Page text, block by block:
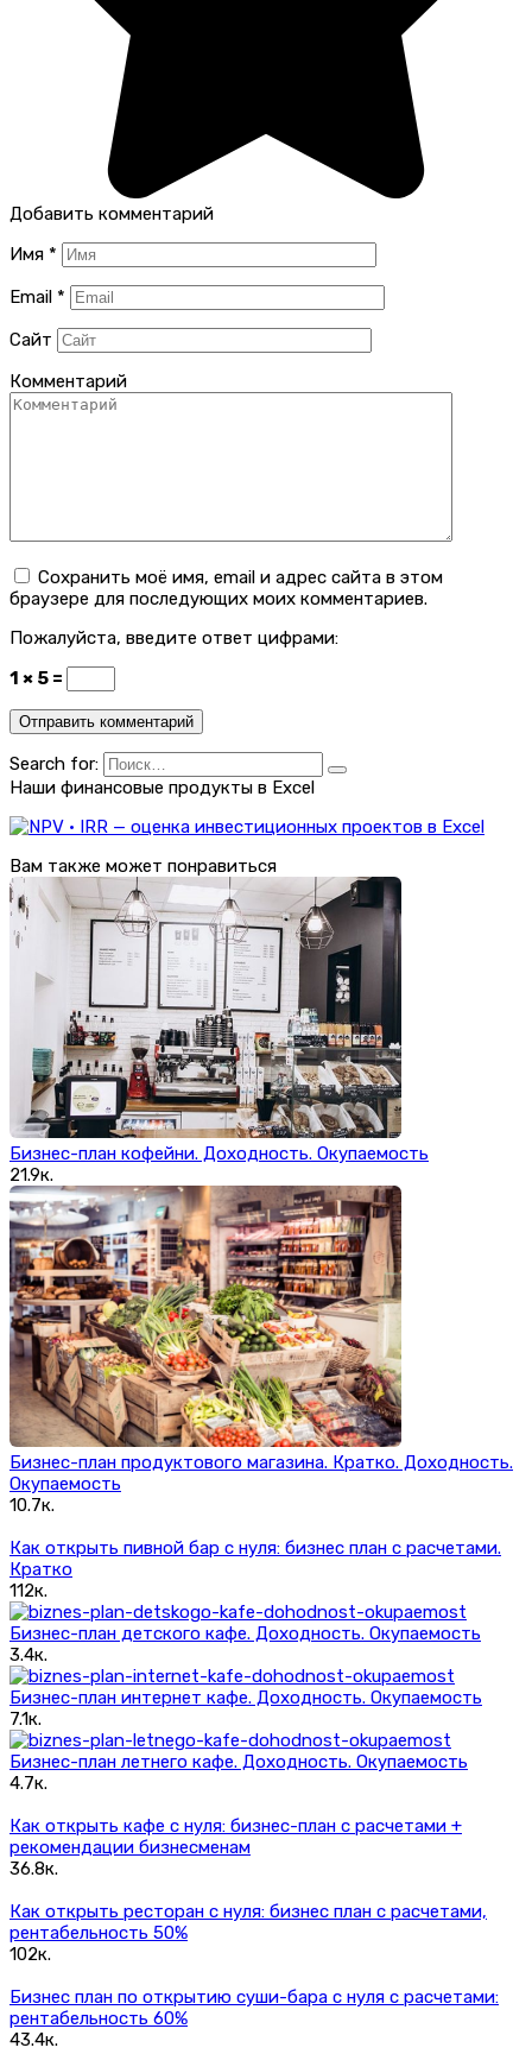
Добавить комментарий
Имя *
Email *
Сайт
Комментарий
Сохранить моё имя, email и адрес сайта в этом
браузере для последующих моих комментариев.
Пожалуйста, введите ответ цифрами:
1 × 5 =
Search for:
Наши финансовые продукты в Excel
Вам также может понравиться
Бизнес-план кофейни. Доходность. Окупаемость
21.9к.
Бизнес-план продуктового магазина. Кратко. Доходность.
Окупаемость
10.7к.
Как открыть пивной бар с нуля: бизнес план с расчетами.
Кратко
112к.
Бизнес-план детского кафе. Доходность. Окупаемость
3.4к.
Бизнес-план интернет кафе. Доходность. Окупаемость
7.1к.
Бизнес-план летнего кафе. Доходность. Окупаемость
4.7к.
Как открыть кафе с нуля: бизнес-план с расчетами +
рекомендации бизнесменам
36.8к.
Как открыть ресторан с нуля: бизнес план с расчетами,
рентабельность 50%
102к.
Бизнес план по открытию суши-бара с нуля с расчетами:
рентабельность 60%
43.4к.